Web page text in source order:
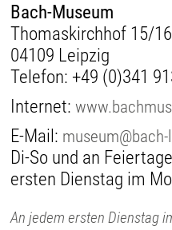
Bach-Museum
Thomaskirchhof 15/16
04109 Leipzig
Telefon: +49 (0)341
Internet:
E-Mail:
Di-So und an
ersten Dienstag im
An jedem ersten Dienstag